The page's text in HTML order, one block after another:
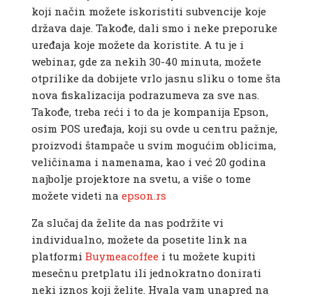
koji način možete iskoristiti subvencije koje
država daje. Takođe, dali smo i neke preporuke
uređaja koje možete da koristite. A tu je i
webinar, gde za nekih 30-40 minuta, možete
otprilike da dobijete vrlo jasnu sliku o tome šta
nova fiskalizacija podrazumeva za sve nas.
Takođe, treba reći i to da je kompanija Epson,
osim POS uređaja, koji su ovde u centru pažnje,
proizvodi štampače u svim mogućim oblicima,
veličinama i namenama, kao i već 20 godina
najbolje projektore na svetu, a više o tome
možete videti na epson.rs
Za slučaj da želite da nas podržite vi
individualno, možete da posetite link na
platformi Buymeacoffeei tu možete kupiti
mesečnu pretplatu ili jednokratno donirati
neki iznos koji želite. Hvala vam unapred na